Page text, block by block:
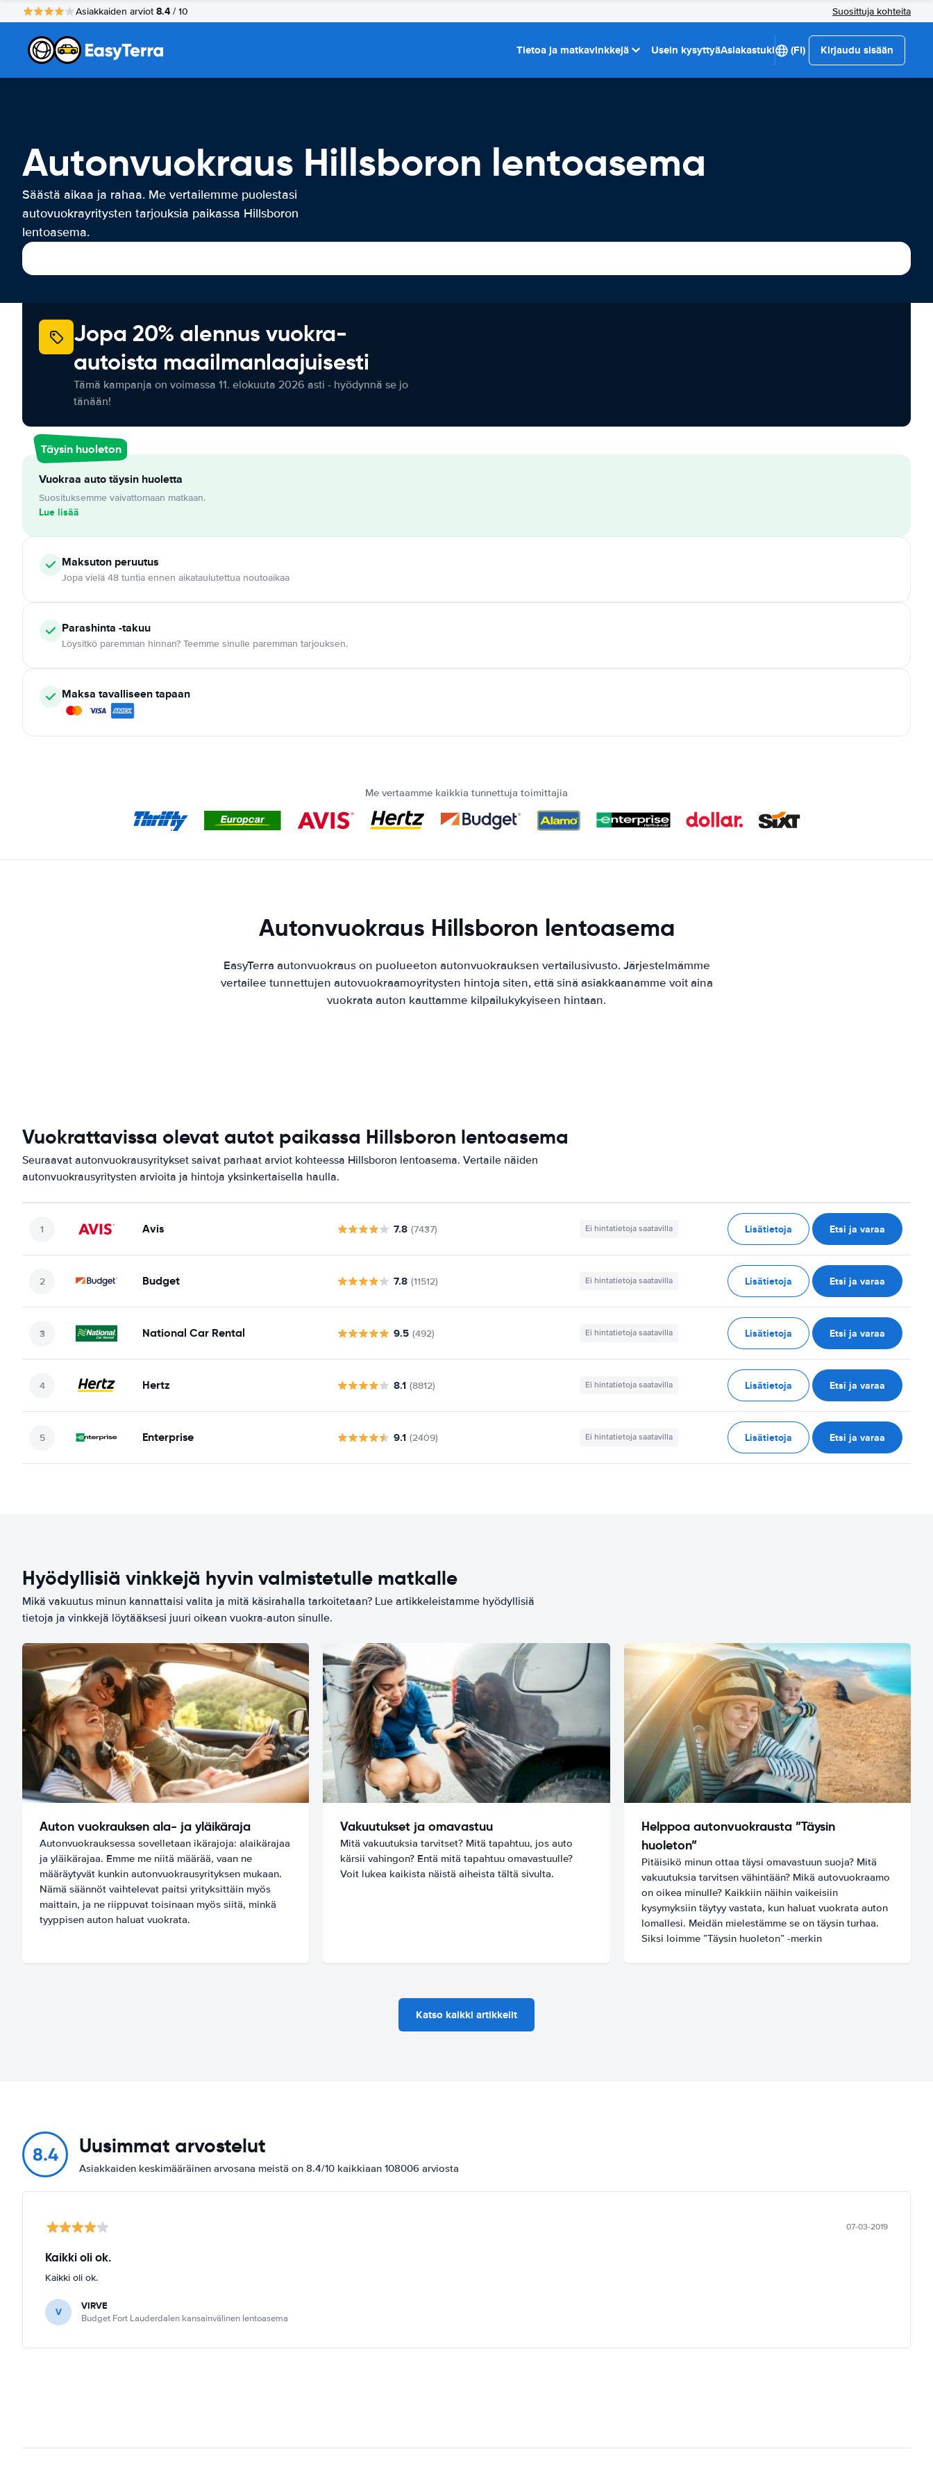
Asiakkaiden arviot 8.4 / 10 Suosittuja kohteita
Tietoa ja matkavinkkejä Usein kysyttyäAsiakastuki (FI) Kirjaudu sisään
Autonvuokraus Hillsboron lentoasema
Säästä aikaa ja rahaa. Me vertailemme puolestasi
autovuokrayritysten tarjouksia paikassa Hillsboron
lentoasema.
Jopa 20% alennus vuokra-
autoista maailmanlaajuisesti
Tämä kampanja on voimassa 11. elokuuta 2026 asti - hyödynnä se jo
tänään!
Täysin huoleton
Vuokraa auto täysin huoletta
Suosituksemme vaivattomaan matkaan.
Lue lisää
Maksuton peruutus
Jopa vielä 48 tuntia ennen aikataulutettua noutoaikaa
Parashinta -takuu
Löysitkö paremman hinnan? Teemme sinulle paremman tarjouksen.
Maksa tavalliseen tapaan
Me vertaamme kaikkia tunnettuja toimittajia
Autonvuokraus Hillsboron lentoasema
EasyTerra autonvuokraus on puolueeton autonvuokrauksen vertailusivusto. Järjestelmämme
vertailee tunnettujen autovuokraamoyritysten hintoja siten, että sinä asiakkaanamme voit aina
vuokrata auton kauttamme kilpailukykyiseen hintaan.
Vuokrattavissa olevat autot paikassa Hillsboron lentoasema
Seuraavat autonvuokrausyritykset saivat parhaat arviot kohteessa Hillsboron lentoasema. Vertaile näiden
autonvuokrausyritysten arvioita ja hintoja yksinkertaisella haulla.
Avis 7.8 (7437) Ei hintatietoja saatavilla Lisätietoja Etsi ja varaa
Budget 7.8 (11512) Ei hintatietoja saatavilla Lisätietoja Etsi ja varaa
National Car Rental 9.5 (492) Ei hintatietoja saatavilla Lisätietoja Etsi ja varaa
Hertz 8.1 (8812) Ei hintatietoja saatavilla Lisätietoja Etsi ja varaa
Enterprise 9.1 (2409) Ei hintatietoja saatavilla Lisätietoja Etsi ja varaa
Hyödyllisiä vinkkejä hyvin valmistetulle matkalle
Mikä vakuutus minun kannattaisi valita ja mitä käsirahalla tarkoitetaan? Lue artikkeleistamme hyödyllisiä
tietoja ja vinkkejä löytääksesi juuri oikean vuokra-auton sinulle.
Auton vuokrauksen ala- ja yläikäraja
Autonvuokrauksessa sovelletaan ikärajoja: alaikärajaa
ja yläikärajaa. Emme me niitä määrää, vaan ne
määräytyvät kunkin autonvuokrausyrityksen mukaan.
Nämä säännöt vaihtelevat paitsi yrityksittäin myös
maittain, ja ne riippuvat toisinaan myös siitä, minkä
tyyppisen auton haluat vuokrata.
Vakuutukset ja omavastuu
Mitä vakuutuksia tarvitset? Mitä tapahtuu, jos auto
kärsii vahingon? Entä mitä tapahtuu omavastuulle?
Voit lukea kaikista näistä aiheista tältä sivulta.
Helppoa autonvuokrausta ”Täysin
huoleton”
Pitäisikö minun ottaa täysi omavastuun suoja? Mitä
vakuutuksia tarvitsen vähintään? Mikä autovuokraamo
on oikea minulle? Kaikkiin näihin vaikeisiin
kysymyksiin täytyy vastata, kun haluat vuokrata auton
lomallesi. Meidän mielestämme se on täysin turhaa.
Siksi loimme ”Täysin huoleton” -merkin
Katso kaikki artikkelit
8.4 Uusimmat arvostelut
Asiakkaiden keskimääräinen arvosana meistä on 8.4/10 kaikkiaan 108006 arviosta
07-03-2019
Kaikki oli ok.
Kaikki oli ok.
V VIRVE
Budget Fort Lauderdalen kansainvälinen lentoasema